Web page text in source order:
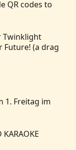
QR codes to
Twinklight
Future! (a drag
1. Freitag im